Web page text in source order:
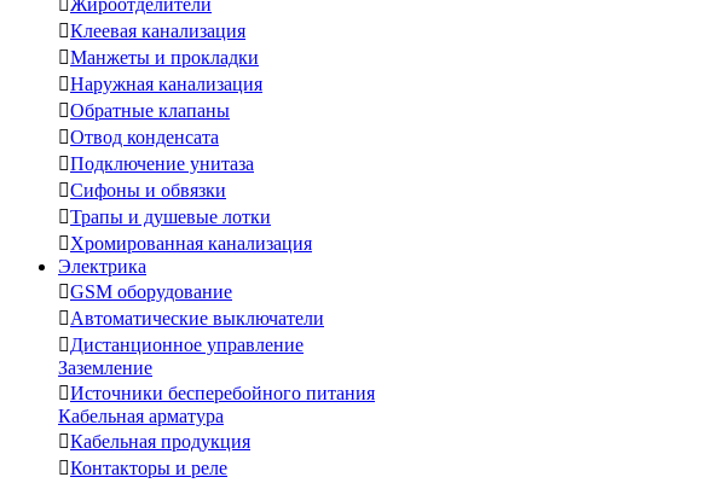
Жироотделители
Клеевая канализация
Манжеты и прокладки
Наружная канализация
Обратные клапаны
Отвод конденсата
Подключение унитаза
Сифоны и обвязки
Трапы и душевые лотки
Хромированная канализация
Электрика
GSM оборудование
Автоматические выключатели
Дистанционное управление
Заземление
Источники бесперебойного питания
Кабельная арматура
Кабельная продукция
Контакторы и реле